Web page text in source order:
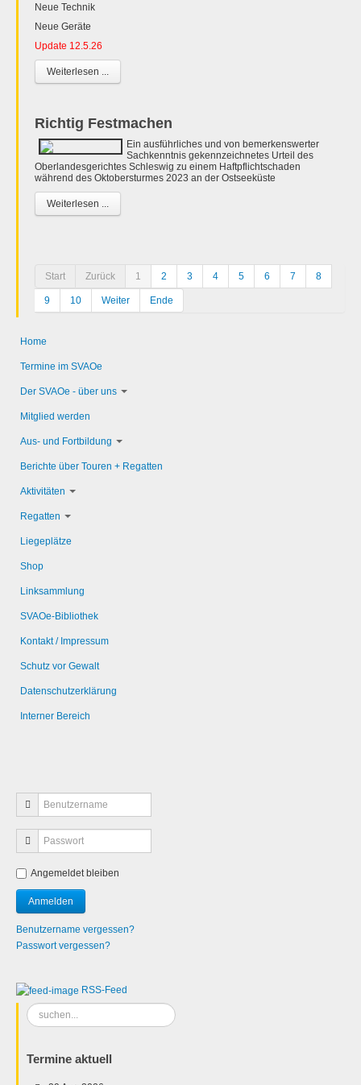
Neue Technik
Neue Geräte
Update 12.5.26
Weiterlesen ...
Richtig Festmachen
Ein ausführliches und von bemerkenswerter
Sachkenntnis gekennzeichnetes Urteil des
Oberlandesgerichtes Schleswig zu einem Haftpflichtschaden
während des Oktobersturmes 2023 an der Ostseeküste
Weiterlesen ...
Start Zurück 1 2 3 4 5 6 7 8
9 10 Weiter Ende
Home
Termine im SVAOe
Der SVAOe - über uns
Mitglied werden
Aus- und Fortbildung
Berichte über Touren + Regatten
Aktivitäten
Regatten
Liegeplätze
Shop
Linksammlung
SVAOe-Bibliothek
Kontakt / Impressum
Schutz vor Gewalt
Datenschutzerklärung
Interner Bereich
Angemeldet bleiben
Benutzername vergessen?
Passwort vergessen?
RSS-Feed
Suchen
...
Termine aktuell